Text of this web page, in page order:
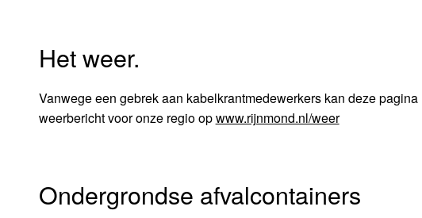
Het weer.
Vanwege een gebrek aan kabelkrantmedewerkers kan deze
weerbericht voor onze regio opwww.rijnmond.nl/weer
Ondergrondse afvalcontainers